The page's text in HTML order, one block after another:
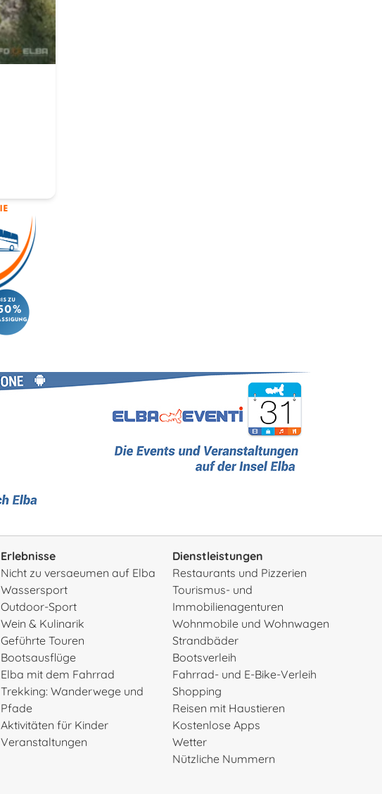
Erlebnisse
Nicht zu versaeumen auf Elba
Wassersport
Outdoor-Sport
Wein & Kulinarik
Geführte Touren
Bootsausflüge
Elba mit dem Fahrrad
Trekking: Wanderwege und
Pfade
Aktivitäten für Kinder
Veranstaltungen
Dienstleistungen
Restaurants und Pizzerien
Tourismus- und
Immobilienagenturen
Wohnmobile und Wohnwagen
Strandbäder
Bootsverleih
Fahrrad- und E-Bike-Verleih
Shopping
Reisen mit Haustieren
Kostenlose Apps
Wetter
Nützliche Nummern